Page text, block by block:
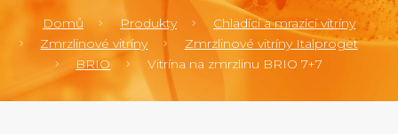
Domů Produkty
Chladící a mrazící vitríny
Zmrzlinové vitríny
Zmrzlinové vitríny Italproget
BRIO
Vitrína na zmrzlinu BRIO 7+7